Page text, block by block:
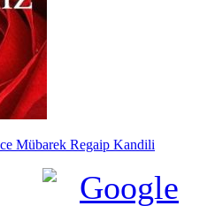
Mübarek Regaip Kandili